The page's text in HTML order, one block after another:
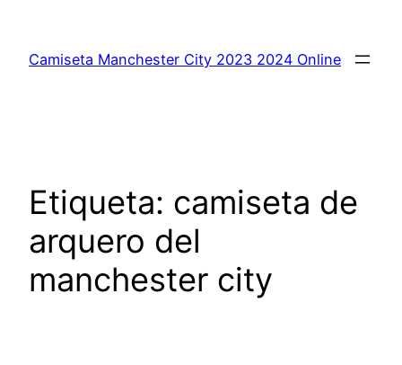
contenido
Camiseta Manchester City 2023 2024 Online
Etiqueta: camiseta de
arquero del
manchester city